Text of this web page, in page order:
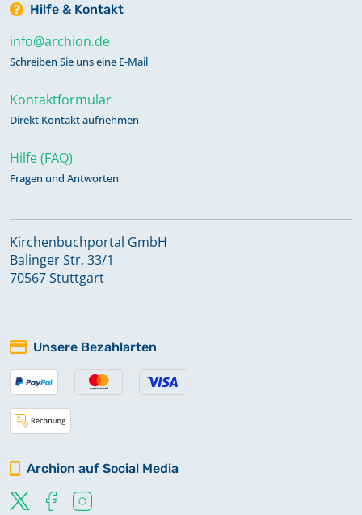
Hilfe & Kontakt
info@archion.de
Schreiben Sie uns eine E-Mail
Kontaktformular
Direkt Kontakt aufnehmen
Hilfe (FAQ)
Fragen und Antworten
Kirchenbuchportal GmbH
Balinger Str. 33/1
70567 Stuttgart
Unsere Bezahlarten
Archion auf Social Media